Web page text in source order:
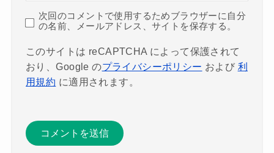
次回のコメントで使用するためブラウザーに自分
の名前、メールアドレス、サイトを保存する。
このサイトは reCAPTCHA によって保護されて
おり、Google のプライバシーポリシー および 利
用規約 に適用されます。